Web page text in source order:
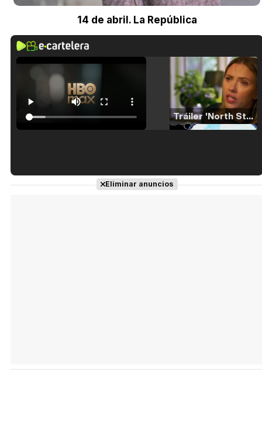
14 de abril. La República
Tráiler 'North Star' (2023)
Tráiler en español de 'La isla olvidada'
Eliminar anuncios